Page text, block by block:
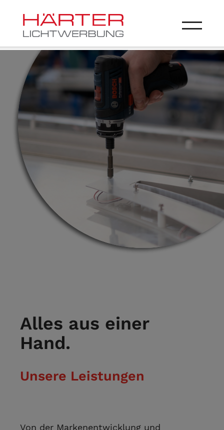
Zum Hauptinhalt springen
Alles aus einer
Hand.
Unsere Leistungen
Von der Markenentwicklung und